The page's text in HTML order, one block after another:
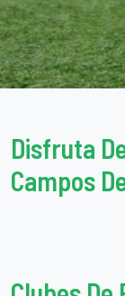
Disfruta
Campos